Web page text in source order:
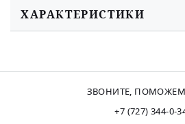
ХАРАКТЕРИСТИКИ
ЗВОНИТЕ,
+7 (727) 344-0-